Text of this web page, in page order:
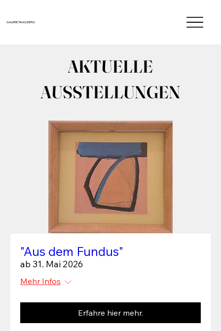
GALERIE TANGLBERG
AKTUELLE
AUSSTELLUNGEN
"Aus dem Fundus"
ab 31. Mai 2026
Mehr Infos
Erfahre hier mehr.